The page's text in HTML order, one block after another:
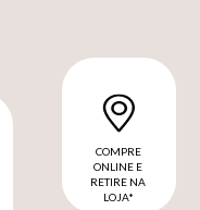
COMPRE
ONLINE E
RETIRE NA
LOJA*